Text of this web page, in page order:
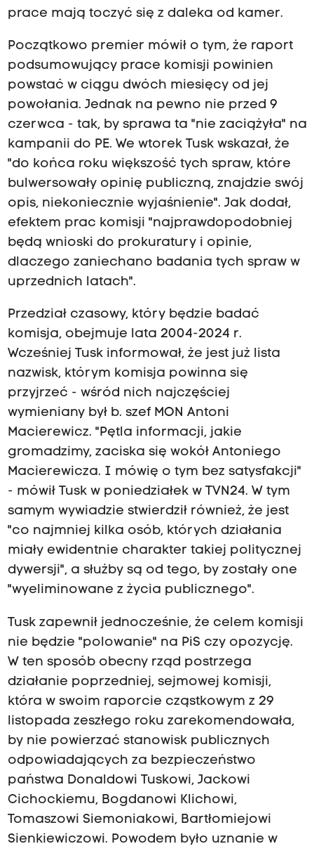
prace mają toczyć się z daleka od kamer.
Początkowo premier mówił o tym, że raport
podsumowujący prace komisji powinien
powstać w ciągu dwóch miesięcy od jej
powołania. Jednak na pewno nie przed 9
czerwca - tak, by sprawa ta "nie zaciążyła" na
kampanii do PE. We wtorek Tusk wskazał, że
"do końca roku większość tych spraw, które
bulwersowały opinię publiczną, znajdzie swój
opis, niekoniecznie wyjaśnienie". Jak dodał,
efektem prac komisji "najprawdopodobniej
będą wnioski do prokuratury i opinie,
dlaczego zaniechano badania tych spraw w
uprzednich latach".
Przedział czasowy, który będzie badać
komisja, obejmuje lata 2004-2024 r.
Wcześniej Tusk informował, że jest już lista
nazwisk, którym komisja powinna się
przyjrzeć - wśród nich najczęściej
wymieniany był b. szef MON Antoni
Macierewicz. "Pętla informacji, jakie
gromadzimy, zaciska się wokół Antoniego
Macierewicza. I mówię o tym bez satysfakcji"
- mówił Tusk w poniedziałek w TVN24. W tym
samym wywiadzie stwierdził również, że jest
"co najmniej kilka osób, których działania
miały ewidentnie charakter takiej politycznej
dywersji", a służby są od tego, by zostały one
"wyeliminowane z życia publicznego".
Tusk zapewnił jednocześnie, że celem komisji
nie będzie "polowanie" na PiS czy opozycję.
W ten sposób obecny rząd postrzega
działanie poprzedniej, sejmowej komisji,
która w swoim raporcie cząstkowym z 29
listopada zeszłego roku zarekomendowała,
by nie powierzać stanowisk publicznych
odpowiadających za bezpieczeństwo
państwa Donaldowi Tuskowi, Jackowi
Cichockiemu, Bogdanowi Klichowi,
Tomaszowi Siemoniakowi, Bartłomiejowi
Sienkiewiczowi. Powodem było uznanie w